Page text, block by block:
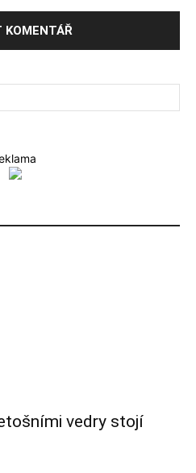
vedry stojí